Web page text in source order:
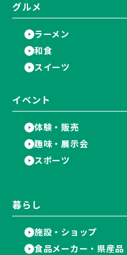
グルメ
ラーメン
和食
スイーツ
イベント
体験・販売
趣味・展示会
スポーツ
暮らし
施設・ショップ
食品メーカー・県産品